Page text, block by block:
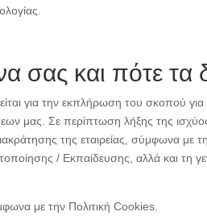
σας και πότε τα
για την εκπλήρωση του σκοπού
μας. Σε περίπτωση λήξης της
της εταιρείας, σύμφωνα
/ Εκπαίδευσης, αλλά και τη
με την Πολιτική Cookies.